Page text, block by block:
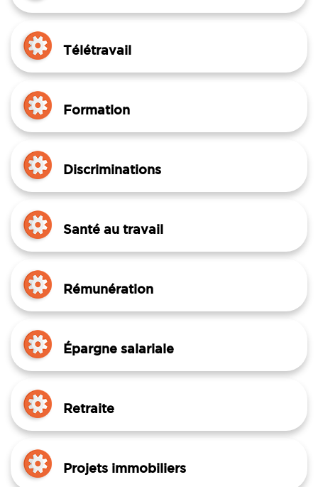
Télétravail
Formation
Discriminations
Santé au travail
Rémunération
Épargne salariale
Retraite
Projets immobiliers